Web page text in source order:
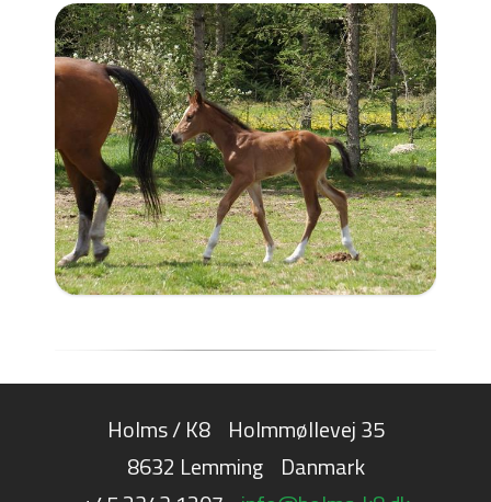
Holms / K8 Holmmøllevej 35
8632 Lemming Danmark